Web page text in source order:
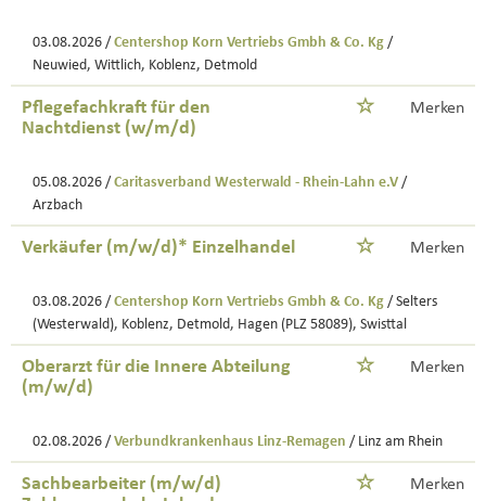
03.08.2026 / Centershop Korn Vertriebs Gmbh & Co. Kg /
Neuwied, Wittlich, Koblenz, Detmold
Pflegefachkraft für den
Nachtdienst (w/m/d)
Merken
05.08.2026 / Caritasverband Westerwald - Rhein-Lahn e.V /
Arzbach
Verkäufer (m/w/d)* Einzelhandel Merken
03.08.2026 / Centershop Korn Vertriebs Gmbh & Co. Kg / Selters
(Westerwald), Koblenz, Detmold, Hagen (PLZ 58089), Swisttal
Oberarzt für die Innere Abteilung
(m/w/d)
Merken
02.08.2026 / Verbundkrankenhaus Linz-Remagen / Linz am Rhein
Sachbearbeiter (m/w/d)
Merken